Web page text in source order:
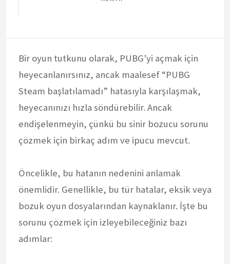
Bir oyun tutkunu olarak, PUBG'yi açmak için
heyecanlanırsınız, ancak maalesef “PUBG
Steam başlatılamadı” hatasıyla karşılaşmak,
heyecanınızı hızla söndürebilir. Ancak
endişelenmeyin, çünkü bu sinir bozucu sorunu
çözmek için birkaç adım ve ipucu mevcut.
Öncelikle, bu hatanın nedenini anlamak
önemlidir. Genellikle, bu tür hatalar, eksik veya
bozuk oyun dosyalarından kaynaklanır. İşte bu
sorunu çözmek için izleyebileceğiniz bazı
adımlar: